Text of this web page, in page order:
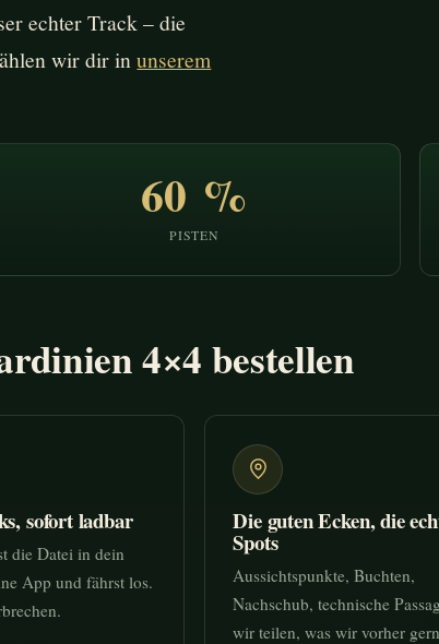
echter Track – die
wir dir inunserem
60 %
PISTEN
4×4 bestellen
sofort ladbar
die Datei in dein
App und fährst los.
Die guten Ecken, die
Spots
Aussichtspunkte, Buchten,
Nachschub, technische
wir teilen, was wir vorher